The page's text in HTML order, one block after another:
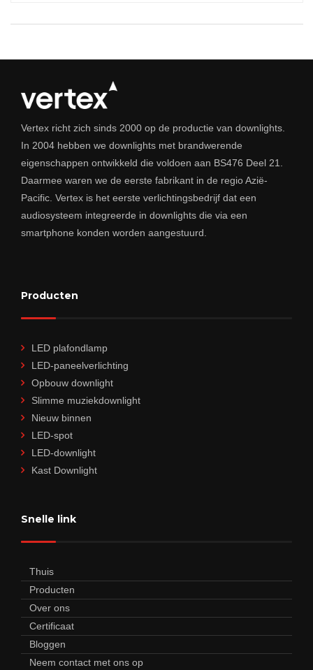
Vertex richt zich sinds 2000 op de productie van downlights.
In 2004 hebben we downlights met brandwerende
eigenschappen ontwikkeld die voldoen aan BS476 Deel 21.
Daarmee waren we de eerste fabrikant in de regio Azië-
Pacific. Vertex is het eerste verlichtingsbedrijf dat een
audiosysteem integreerde in downlights die via een
smartphone konden worden aangestuurd.
Producten
LED plafondlamp
LED-paneelverlichting
Opbouw downlight
Slimme muziekdownlight
Nieuw binnen
LED-spot
LED-downlight
Kast Downlight
Snelle link
Thuis
Producten
Over ons
Certificaat
Bloggen
Neem contact met ons op